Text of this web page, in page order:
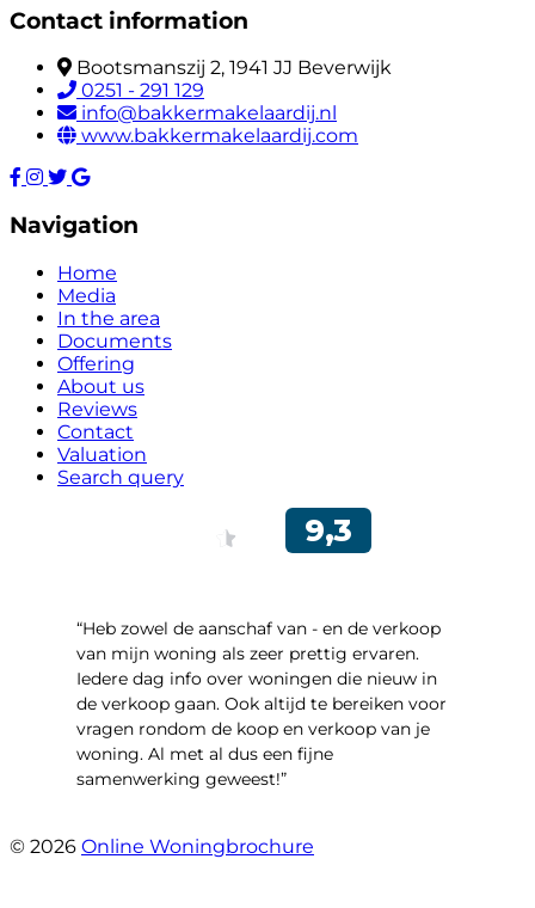
Contact information
Bootsmanszij 2, 1941 JJ Beverwijk
0251 - 291 129
info@bakkermakelaardij.nl
www.bakkermakelaardij.com
Navigation
Home
Media
In the area
Documents
Offering
About us
Reviews
Contact
Valuation
Search query
“Heb zowel de aanschaf van - en de verkoop
van mijn woning als zeer prettig ervaren.
Iedere dag info over woningen die nieuw in
de verkoop gaan. Ook altijd te bereiken voor
vragen rondom de koop en verkoop van je
woning. Al met al dus een fijne
samenwerking geweest!”
© 2026 Online Woningbrochure